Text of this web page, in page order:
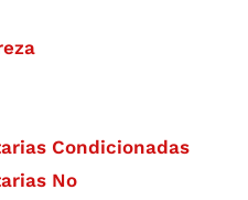
Condicionadas
No